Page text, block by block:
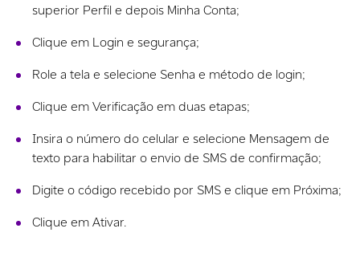
superior Perfil e depois Minha Conta;
Clique em Login e segurança;
Role a tela e selecione Senha e método de login;
Clique em Verificação em duas etapas;
Insira o número do celular e selecione Mensagem de
texto para habilitar o envio de SMS de confirmação;
Digite o código recebido por SMS e clique em Próxima;
Clique em Ativar.